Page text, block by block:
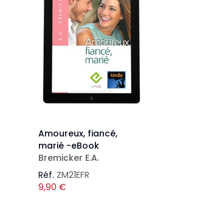
Amoureux, fiancé,
marié -eBook
Bremicker E.A.
Réf. ZM21EFR
9,90 €